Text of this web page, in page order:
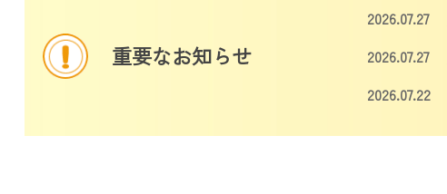
重要なお知らせ
2026.07.27
2026.07.27
2026.07.22